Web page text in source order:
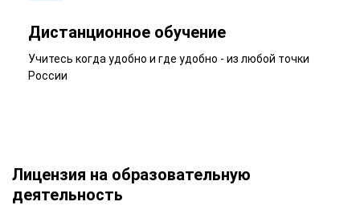
Дистанционное обучение
Учитесь когда удобно и где удобно - из любой точки
России
Лицензия на образовательную
деятельность